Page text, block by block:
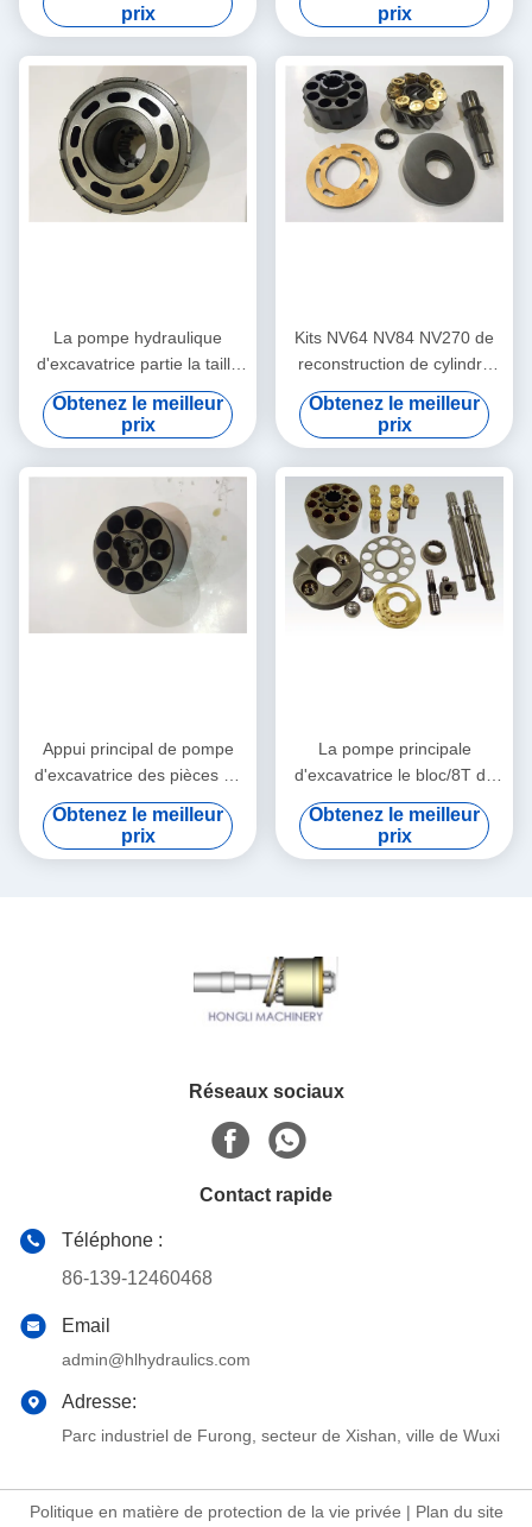
K3V63BDT K3V140DT de
pompe de longue durée
prix
de longue durée
prix
La pompe hydraulique
d'excavatrice partie la taille
multi Foundable de NX 15
NX45 KVC925 KVC930
Obtenez le meilleur
prix
Kits NV64 NV84 NV270 de
reconstruction de cylindre
hydraulique/kits de
réparation cylindre de
l'hydraulique
Obtenez le meilleur
prix
Appui principal de pompe
d'excavatrice des pièces de
réparation de pompe
hydraulique de K3SP36B
K3SP36C 8T
Obtenez le meilleur
prix
La pompe principale
d'excavatrice le bloc/8T de
culasse de Kawasaki
K3SVD36 partie la série de
K3V
Obtenez le meilleur
prix
Réseaux sociaux
Contact rapide
Téléphone :
86-139-12460468
Email
admin@hlhydraulics.com
Adresse:
Parc industriel de Furong, secteur de Xishan, ville de Wuxi
Politique en matière de protection de la vie privée | Plan du site